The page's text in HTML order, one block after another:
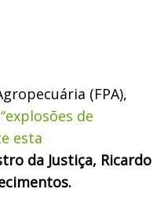
(FPA),
de
esta
da Justiça, Ricardo